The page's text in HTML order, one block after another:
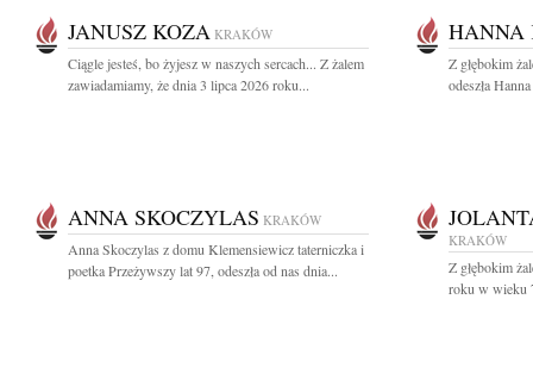
JANUSZ KOZA KRAKÓW
Ciągle jesteś, bo żyjesz w naszych sercach... Z żalem
zawiadamiamy, że dnia 3 lipca 2026 roku...
HANNA
Z głębokim
odeszła
ANNA SKOCZYLAS KRAKÓW
Anna Skoczylas z domu Klemensiewicz taterniczka i
poetka Przeżywszy lat 97, odeszła od nas dnia...
KRAKÓW
Z głębokim
roku w wieku